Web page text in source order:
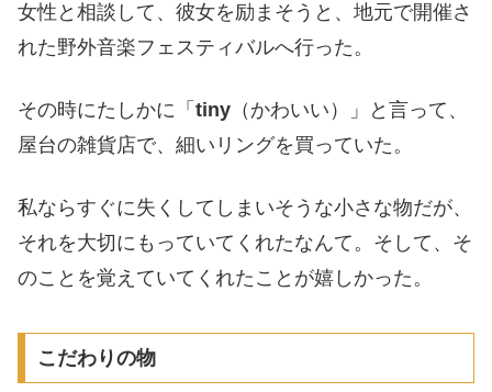
女性と相談して、彼女を励まそうと、地元で開催さ
れた野外音楽フェスティバルへ行った。
その時にたしかに「 tiny （かわいい）」と言って、
屋台の雑貨店で、細いリングを買っていた。
私ならすぐに失くしてしまいそうな小さな物だが、
それを大切にもっていてくれたなんて。そして、そ
のことを覚えていてくれたことが嬉しかった。
こだわりの物